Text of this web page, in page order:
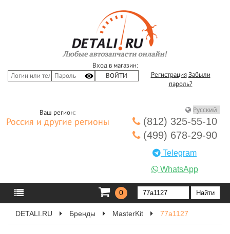
Вход в магазин:
Регистрация Забыли
пароль?
Ваш регион:
Россия и другие регионы
(812) 325-55-10
(499) 678-29-90
Telegram
WhatsApp
0
DETALI.RU Бренды MasterKit 77a1127